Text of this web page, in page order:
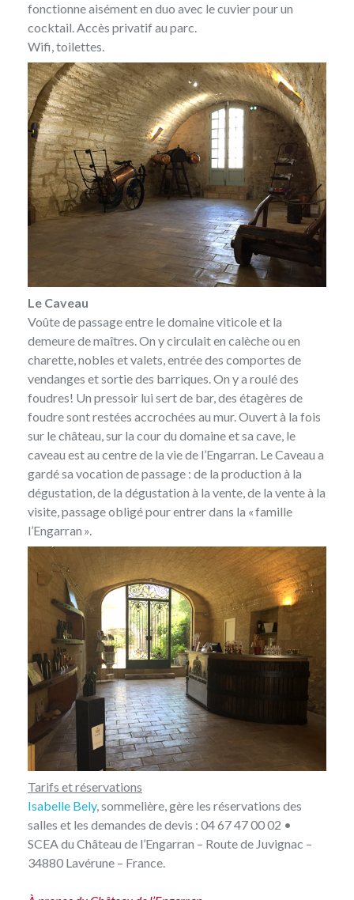
fonctionne aisément en duo avec le cuvier pour un
cocktail. Accès privatif au parc.
Wifi, toilettes.
Le Caveau
Voûte de passage entre le domaine viticole et la
demeure de maîtres. On y circulait en calèche ou en
charette, nobles et valets, entrée des comportes de
vendanges et sortie des barriques. On y a roulé des
foudres! Un pressoir lui sert de bar, des étagères de
foudre sont restées accrochées au mur. Ouvert à la fois
sur le château, sur la cour du domaine et sa cave, le
caveau est au centre de la vie de l’Engarran. Le Caveau a
gardé sa vocation de passage : de la production à la
dégustation, de la dégustation à la vente, de la vente à la
visite, passage obligé pour entrer dans la « famille
l’Engarran ».
Tarifs et réservations
Isabelle Bely, sommelière, gère les réservations des
salles et les demandes de devis : 04 67 47 00 02 •
SCEA du Château de l’Engarran – Route de Juvignac –
34880 Lavérune – France.